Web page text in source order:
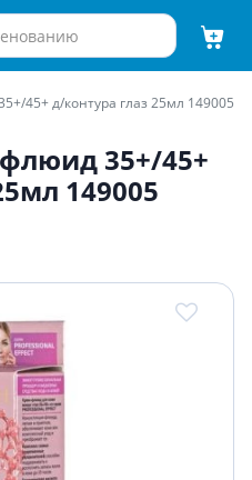
45+ д/контура глаз 25мл 149005
35+/45+
149005